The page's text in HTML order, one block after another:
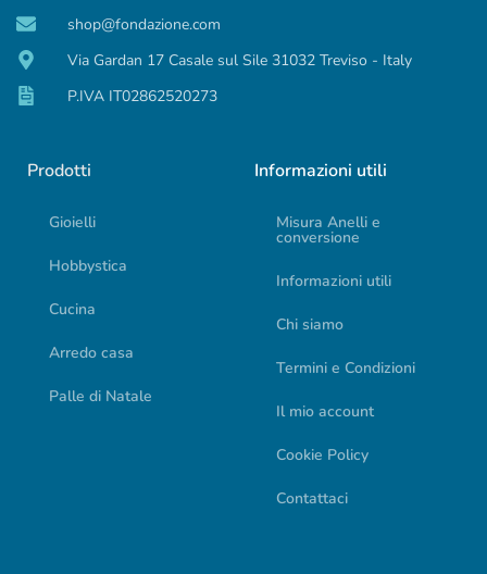
shop@fondazione.com
Via Gardan 17 Casale sul Sile 31032 Treviso - Italy
P.IVA IT02862520273
Prodotti
Gioielli
Hobbystica
Cucina
Arredo casa
Palle di Natale
Informazioni utili
Misura Anelli e
conversione
Informazioni utili
Chi siamo
Termini e Condizioni
Il mio account
Cookie Policy
Contattaci